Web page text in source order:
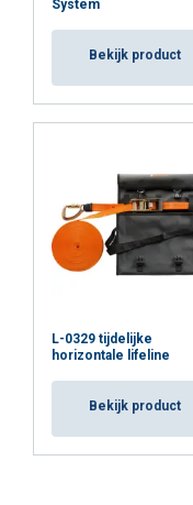
System
Bekijk product
L-0329 tijdelijke
horizontale lifeline
Bekijk product